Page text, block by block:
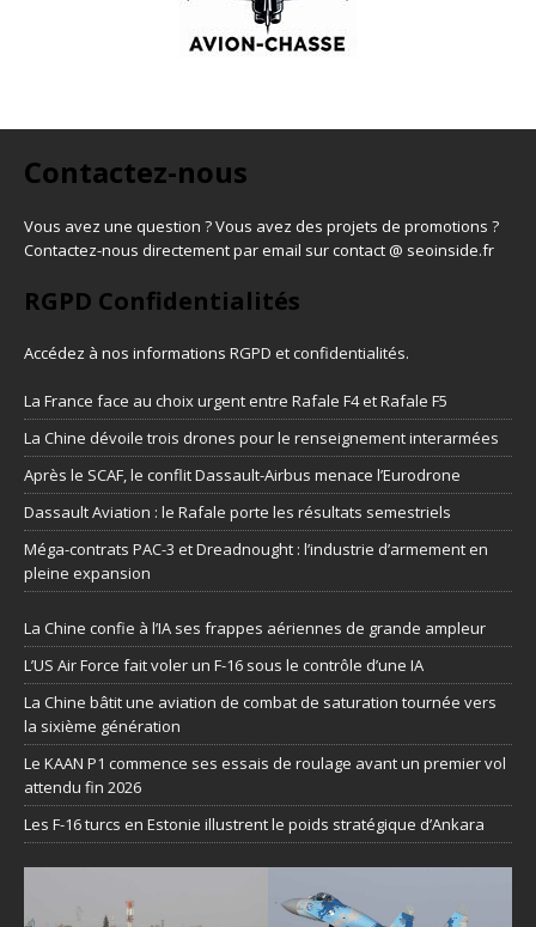
Contactez-nous
Vous avez une question ? Vous avez des projets de promotions ?
Contactez-nous directement par email sur contact @ seoinside.fr
RGPD Confidentialités
Accédez à nos informations RGPD et confidentialités.
La France face au choix urgent entre Rafale F4 et Rafale F5
La Chine dévoile trois drones pour le renseignement interarmées
Après le SCAF, le conflit Dassault-Airbus menace l’Eurodrone
Dassault Aviation : le Rafale porte les résultats semestriels
Méga-contrats PAC-3 et Dreadnought : l’industrie d’armement en
pleine expansion
La Chine confie à l’IA ses frappes aériennes de grande ampleur
L’US Air Force fait voler un F-16 sous le contrôle d’une IA
La Chine bâtit une aviation de combat de saturation tournée vers
la sixième génération
Le KAAN P1 commence ses essais de roulage avant un premier vol
attendu fin 2026
Les F-16 turcs en Estonie illustrent le poids stratégique d’Ankara